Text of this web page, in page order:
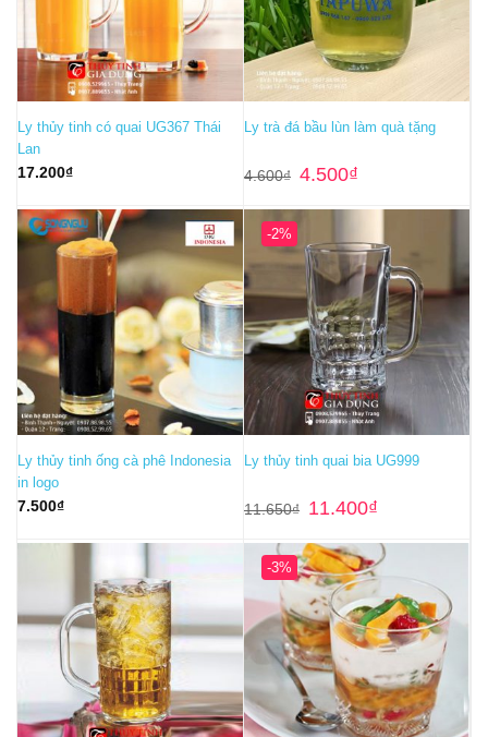
Ly thủy tinh có quai UG367 Thái
Lan
17.200₫
Ly trà đá bầu lùn làm quà tặng
4.600₫ Giá
gốc
4.500₫
Ly thủy tinh ống cà phê Indonesia
in logo
7.500₫
-2%
Ly thủy tinh quai bia UG999
11.650₫ Giá
gốc
11.650₫.
11.400₫
là:
11.400₫.
-3%